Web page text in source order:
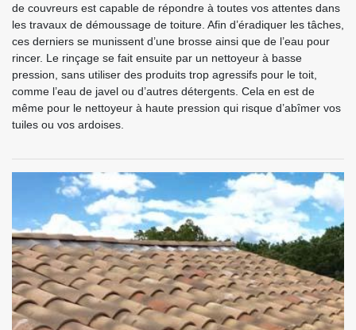
de couvreurs est capable de répondre à toutes vos attentes dans
les travaux de démoussage de toiture. Afin d’éradiquer les tâches,
ces derniers se munissent d’une brosse ainsi que de l’eau pour
rincer. Le rinçage se fait ensuite par un nettoyeur à basse
pression, sans utiliser des produits trop agressifs pour le toit,
comme l’eau de javel ou d’autres détergents. Cela en est de
même pour le nettoyeur à haute pression qui risque d’abîmer vos
tuiles ou vos ardoises.